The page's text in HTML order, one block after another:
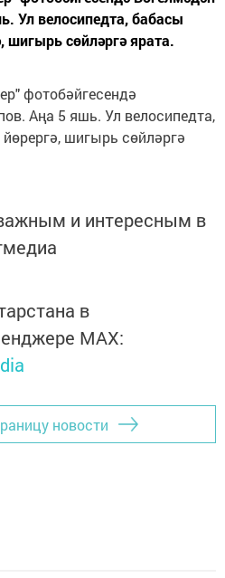
Ул велосипедта, бабасы
шигырь сөйләргә ярата.
фотобәйгесендә
Аңа 5 яшь. Ул велосипедта,
шигырь сөйләргә
и интересным в
в
MАХ:
новости